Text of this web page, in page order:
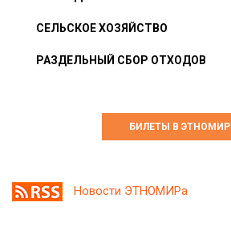
СЕЛЬСКОЕ ХОЗЯЙСТВО
РАЗДЕЛЬНЫЙ СБОР ОТХОДОВ
БИЛЕТЫ В ЭТНОМИР
Новости ЭТНОМИРа